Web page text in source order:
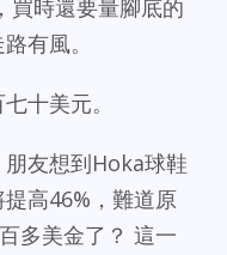
買時還要量腳底的
有風。
十美元。
友想到Hoka球鞋
高46%，難道原
多美金了？ 這一